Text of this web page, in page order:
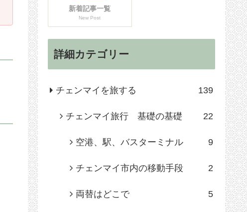
新着記事一覧
New Post
詳細カテゴリー
チェンマイを旅する 139
チェンマイ旅行 基礎の基礎 22
空港、駅、バスターミナル 9
チェンマイ市内の移動手段 2
両替はどこで 5